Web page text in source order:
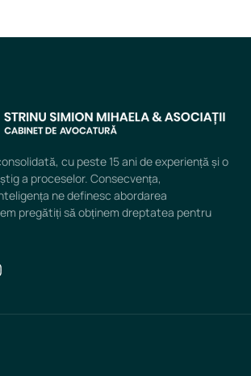
cu peste 15 ani de experiență și o
a proceselor. Consecvența,
ne definesc abordarea
pregătiți să obținem dreptatea pentru